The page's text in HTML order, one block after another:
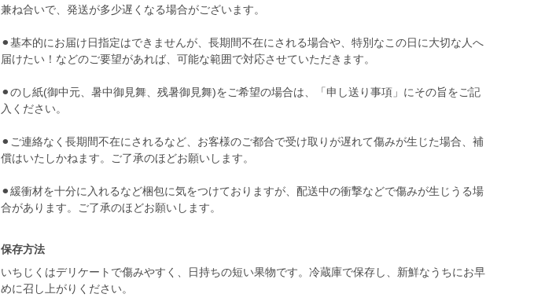
兼ね合いで、発送が多少遅くなる場合がございます。
⚫︎基本的にお届け日指定はできませんが、長期間不在にされる場合や、特別なこの日に大切な人へ
届けたい！などのご要望があれば、可能な範囲で対応させていただきます。
⚫︎のし紙(御中元、暑中御見舞、残暑御見舞)をご希望の場合は、「申し送り事項」にその旨をご記
入ください。
⚫︎ご連絡なく長期間不在にされるなど、お客様のご都合で受け取りが遅れて傷みが生じた場合、補
償はいたしかねます。ご了承のほどお願いします。
⚫︎緩衝材を十分に入れるなど梱包に気をつけておりますが、配送中の衝撃などで傷みが生じうる場
合があります。ご了承のほどお願いします。
保存方法
いちじくはデリケートで傷みやすく、日持ちの短い果物です。冷蔵庫で保存し、新鮮なうちにお早
めに召し上がりください。